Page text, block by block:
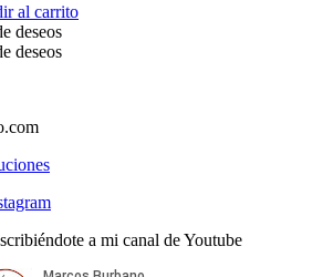
al carrito
deseos
deseos
a mi canal de Youtube